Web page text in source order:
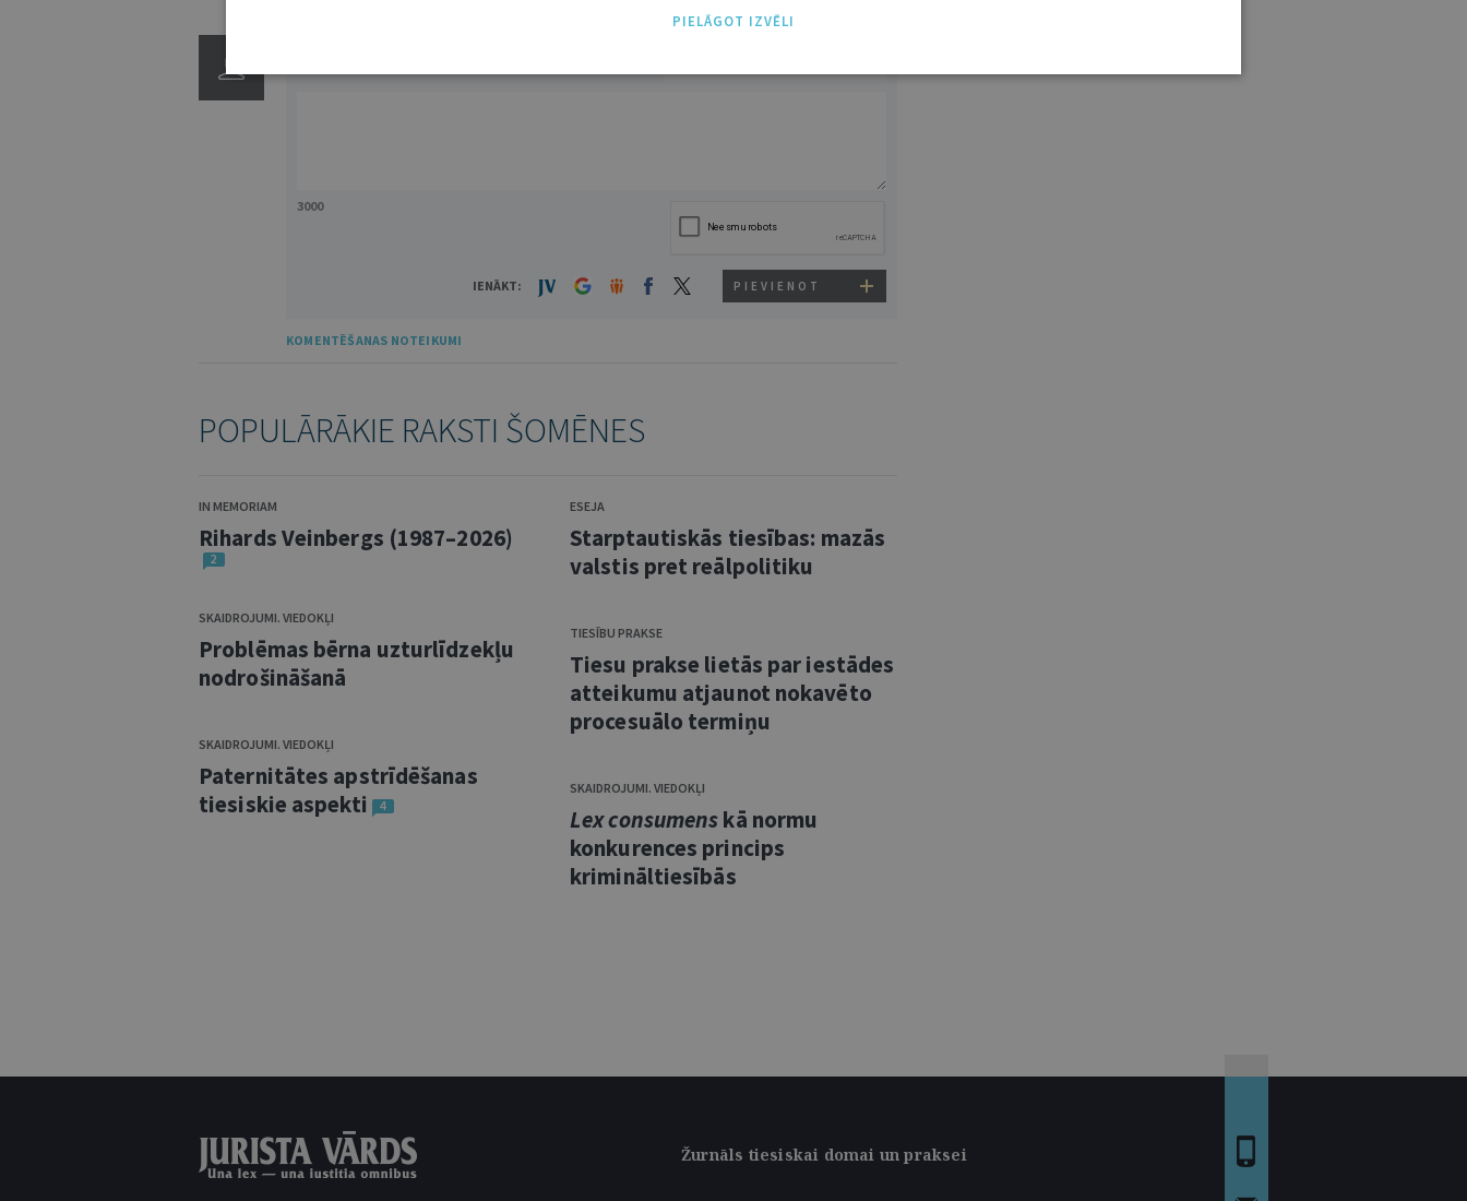
3000
IENĀKT: PIEVIENOT
KOMENTĒŠANAS NOTEIKUMI
POPULĀRĀKIE RAKSTI ŠOMĒNES
IN MEMORIAM
Rihards Veinbergs (1987–2026)
2
SKAIDROJUMI. VIEDOKĻI
Problēmas bērna uzturlīdzekļu
nodrošināšanā
SKAIDROJUMI. VIEDOKĻI
Paternitātes apstrīdēšanas
tiesiskie aspekti
4
ESEJA
Starptautiskās tiesības: mazās
valstis pret reālpolitiku
TIESĪBU PRAKSE
Tiesu prakse lietās par iestādes
atteikumu atjaunot nokavēto
procesuālo termiņu
SKAIDROJUMI. VIEDOKĻI
Lex consumenskā normu
konkurences princips
krimināltiesībās
Žurnāls tiesiskai domai un praksei
PIELĀGOT IZVĒLI